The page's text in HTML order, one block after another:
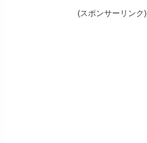
(スポンサーリンク)